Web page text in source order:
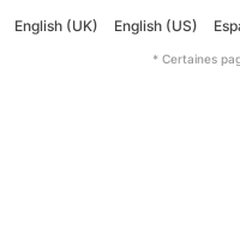
English (UK) English (US)
* Certaines